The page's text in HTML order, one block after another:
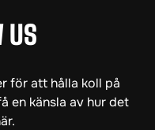
US
för att hålla koll på
en känsla av hur det